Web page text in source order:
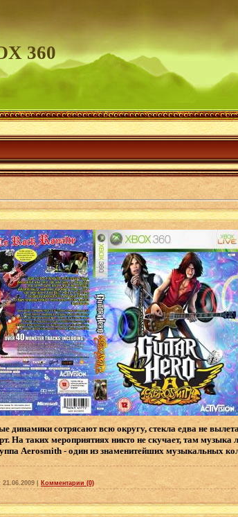
360
сотрясают всю округу, стекла едва не
На таких мероприятиях никто не скучает, там музыка
Aerosmith - один из знаменитейших музыкальных
21.06.2009 Комментарии (0)